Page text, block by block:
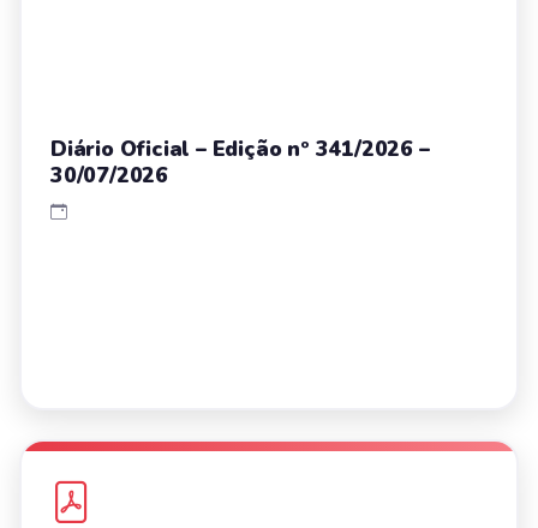
Diário Oficial – Edição nº 341/2026 –
30/07/2026